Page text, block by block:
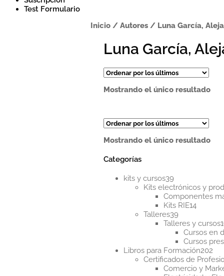
Test Formulario
Inicio/ Autores/ Luna García,
Luna García,
Mostrando el único resultado
Mostrando el único resultado
Categorías
kits y cursos39
productos
Kits electrónicos y
Componentes
Kits RIE1414
Talleres39
productos
Talleres y cursos
Cursos en
Cursos
Libros para Formación202
Certificados de
Comercio y